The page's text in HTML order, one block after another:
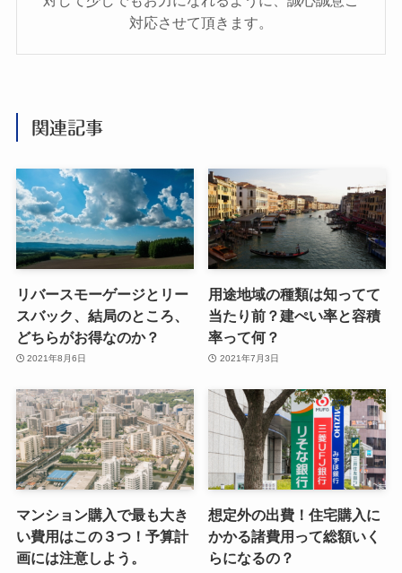
対応させて頂きます。
関連記事
リバースモーゲージとリー
スバック、結局のところ、
どちらがお得なのか？
2021年8月6日
用途地域の種類は知ってて
当たり前？建ぺい率と容積
率って何？
2021年7月3日
マンション購入で最も大き
い費用はこの３つ！予算計
画には注意しよう。
想定外の出費！住宅購入に
かかる諸費用って総額いく
らになるの？